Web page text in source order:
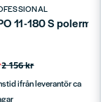
11-180 S
2 156 kr
ifrån leverantör ca